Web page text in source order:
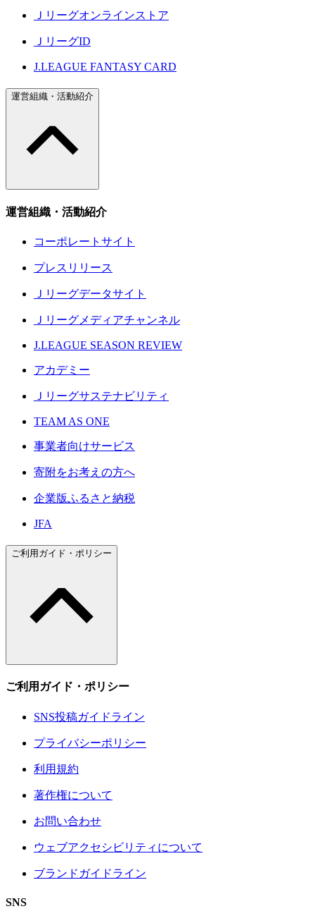
Ｊリーグオンラインストア
ＪリーグID
J.LEAGUE FANTASY CARD
運営組織・活動紹介
運営組織・活動紹介
コーポレートサイト
プレスリリース
Ｊリーグデータサイト
Ｊリーグメディアチャンネル
J.LEAGUE SEASON REVIEW
アカデミー
Ｊリーグサステナビリティ
TEAM AS ONE
事業者向けサービス
寄附をお考えの方へ
企業版ふるさと納税
JFA
ご利用ガイド・ポリシー
ご利用ガイド・ポリシー
SNS投稿ガイドライン
プライバシーポリシー
利用規約
著作権について
お問い合わせ
ウェブアクセシビリティについて
ブランドガイドライン
SNS